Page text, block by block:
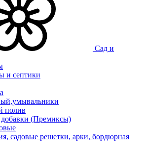
Сад и
и септики
полив
(Премиксы)
садовые решетки, арки, бордюрная